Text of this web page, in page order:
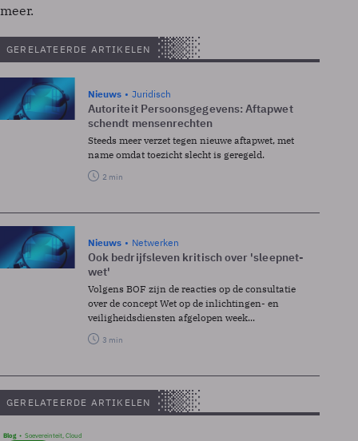
meer.
GERELATEERDE ARTIKELEN
Nieuws Juridisch
Autoriteit Persoonsgegevens: Aftapwet
schendt mensenrechten
Steeds meer verzet tegen nieuwe aftapwet, met
name omdat toezicht slecht is geregeld.
2 min
Nieuws Netwerken
Ook bedrijfsleven kritisch over 'sleepnet-
wet'
Volgens BOF zijn de reacties op de consultatie
over de concept Wet op de inlichtingen- en
veiligheidsdiensten afgelopen week...
3 min
GERELATEERDE ARTIKELEN
Blog Soevereinteit, Cloud